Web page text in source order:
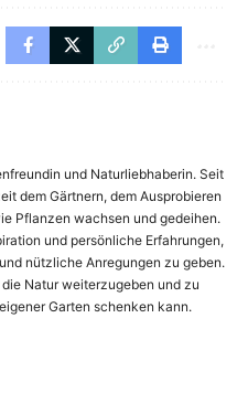
und Naturliebhaberin. Seit
dem Gärtnern, dem Ausprobieren
Pflanzen wachsen und gedeihen.
und persönliche Erfahrungen,
nützliche Anregungen zu geben.
Natur weiterzugeben und zu
Garten schenken kann.